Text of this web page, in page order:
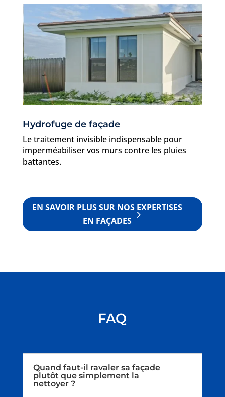
Hydrofuge de façade
Le traitement invisible indispensable pour
imperméabiliser vos murs contre les pluies
battantes.
EN SAVOIR PLUS SUR NOS EXPERTISES
EN FAÇADES
FAQ
Quand faut-il ravaler sa façade
plutôt que simplement la
nettoyer ?